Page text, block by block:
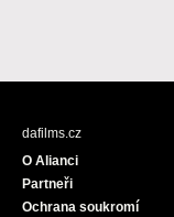
dafilms.cz
O Alianci
Partneři
Ochrana soukromí